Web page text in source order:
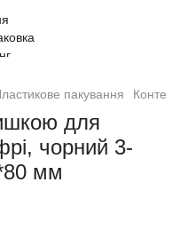
пакування
для
чорний 3-
мм